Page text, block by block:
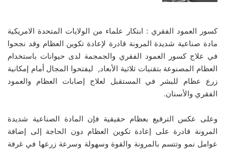
كسور العمود الفقري : ابتكار علماء من الولايات المتحدة الامريكية
مادة صناعية شديدة المرونة قادرة لإعادة تكوين العظام وقد نجحوا
في علاج كسور العمود الفقري والجمجمة لدى حيوانات باستخدام
العظام المصنوعة بتقنيات ثلاثية الأبعاد, ليفتحوا المجال أمام إمكانية
زرع عظام للبشر في المستقبل لعلاج إصابات العظام والعمود
الفقري والأسنان.
وعلى عكس الترقيع بعظام حقيقية فإن المادة الصناعية شديدة
المرونة قادرة على إعادة تكوين العظام دون الحاجة إلى إضافة
عوامل نمو وتتسم بالمرونة والقوة وسهولة وسرعة زرعها في غرفة